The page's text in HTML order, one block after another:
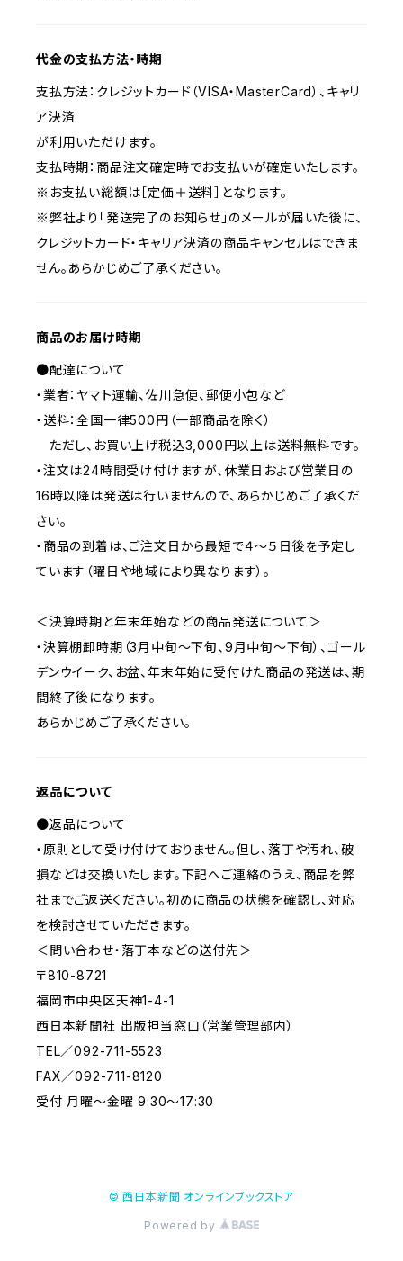
代金の支払方法・時期
支払方法：クレジットカード（VISA・MasterCard）、キャリ
ア決済
が利用いただけます。
支払時期：商品注文確定時でお支払いが確定いたします。
※お支払い総額は［定価＋送料］となります。
※弊社より「発送完了のお知らせ」のメールが届いた後に、
クレジットカード・キャリア決済の商品キャンセルはできま
せん。あらかじめご了承ください。
商品のお届け時期
●配達について
・業者：ヤマト運輸、佐川急便、郵便小包など
・送料：全国一律500円（一部商品を除く）
ただし、お買い上げ税込3,000円以上は送料無料です。
・注文は24時間受け付けますが、休業日および営業日の
16時以降は発送は行いませんので、あらかじめご了承くだ
さい。
・商品の到着は、ご注文日から最短で４～５日後を予定し
ています（曜日や地域により異なります）。
＜決算時期と年末年始などの商品発送について＞
・決算棚卸時期（3月中旬～下旬、9月中旬～下旬）、ゴール
デンウイーク、お盆、年末年始に受付けた商品の発送は、期
間終了後になります。
あらかじめご了承ください。
返品について
●返品について
・原則として受け付けておりません。但し、落丁や汚れ、破
損などは交換いたします。下記へご連絡のうえ、商品を弊
社までご返送ください。初めに商品の状態を確認し、対応
を検討させていただきます。
＜問い合わせ・落丁本などの送付先＞
〒810-8721
福岡市中央区天神1-4-1
西日本新聞社 出版担当窓口（営業管理部内）
TEL／092-711-5523
FAX／092-711-8120
受付 月曜～金曜 9:30～17:30
© 西日本新聞 オンラインブックストア
Powered by